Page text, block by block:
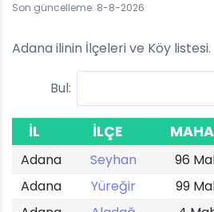
Son güncelleme: 8-8-2026
Adana ilinin İlçeleri ve Köy listesi.
Bul:
İL İLÇE
Adana Seyhan 96
Adana
Yüreğir 99